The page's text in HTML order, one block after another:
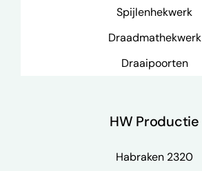
Spijlenhekwerk
Draadmathekwerk
Draaipoorten
HW Productie
Habraken 2320